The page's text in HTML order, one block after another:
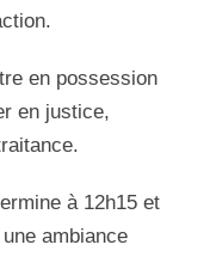
en possession
en justice,
à 12h15 et
ambiance